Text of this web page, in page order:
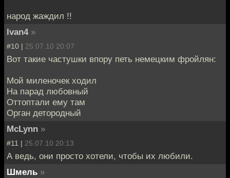
народ жаждил !!
Ivan4 »
#10 | 25.07.10 20:07
Вот такие частушки впору петь немецким фройлян:
Мой миленочек ходил
На парад любовный
Оттоптали ему там
Орган детородный
McLynn »
#11 | 25.07.10 20:13
А ведь, они просто хотели, чтобы их любили.
Шмель »